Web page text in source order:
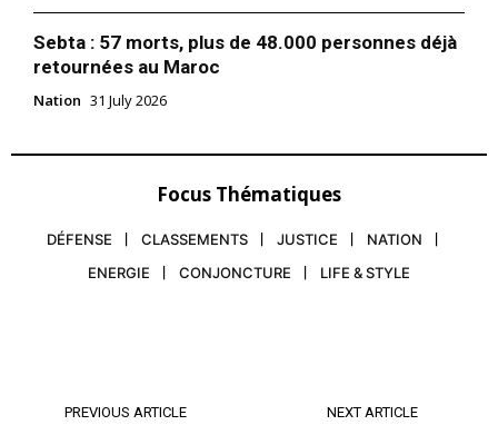
Sebta : 57 morts, plus de 48.000 personnes déjà
retournées au Maroc
Nation 31 July 2026
Focus Thématiques
DÉFENSE CLASSEMENTS JUSTICE
NATION
ENERGIE
CONJONCTURE LIFE & STYLE
PREVIOUS ARTICLE NEXT ARTICLE